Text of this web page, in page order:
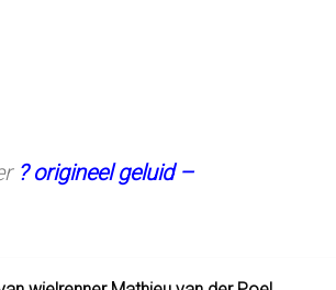
? origineel geluid –